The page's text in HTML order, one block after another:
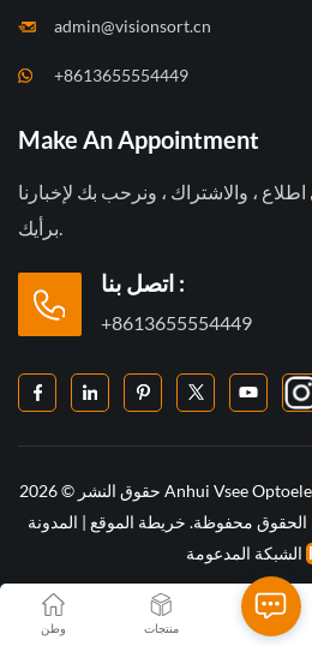
admin@visionsort.cn
+8613655554449
Make An Appointment
، والاشتراك ، ونرحب بك لإخبارنا
اتصل بنا :
+8613655554449
حقوق النشر © 2026 Anhui Vsee Optoelectronic Technology Co., Ltd.
محفوظة. خريطة الموقع | المدونة
الشبكة المدعومة
وطن منتجات